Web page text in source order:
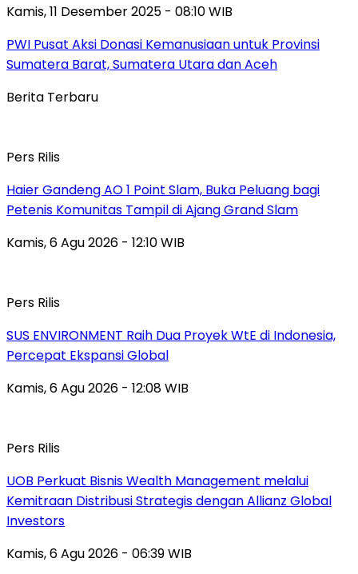
Kamis, 11 Desember 2025 - 08:10 WIB
PWI Pusat Aksi Donasi Kemanusiaan untuk Provinsi
Sumatera Barat, Sumatera Utara dan Aceh
Berita Terbaru
Pers Rilis
Haier Gandeng AO 1 Point Slam, Buka Peluang bagi
Petenis Komunitas Tampil di Ajang Grand Slam
Kamis, 6 Agu 2026 - 12:10 WIB
Pers Rilis
SUS ENVIRONMENT Raih Dua Proyek WtE di Indonesia,
Percepat Ekspansi Global
Kamis, 6 Agu 2026 - 12:08 WIB
Pers Rilis
UOB Perkuat Bisnis Wealth Management melalui
Kemitraan Distribusi Strategis dengan Allianz Global
Investors
Kamis, 6 Agu 2026 - 06:39 WIB